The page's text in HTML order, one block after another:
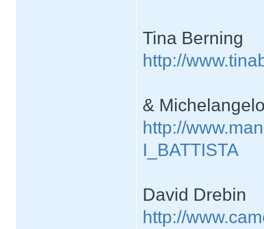
Tina Berning
http://
&
http://
I_BATTISTA
David Drebin
http://